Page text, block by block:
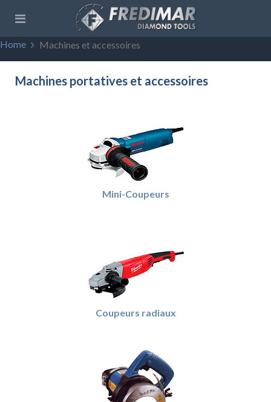
Home Machines et accessoires
Machines portatives et accessoires
Mini-Coupeurs
Coupeurs radiaux